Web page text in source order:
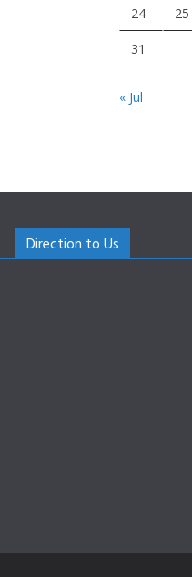
24 25
31
« Jul
Direction to Us